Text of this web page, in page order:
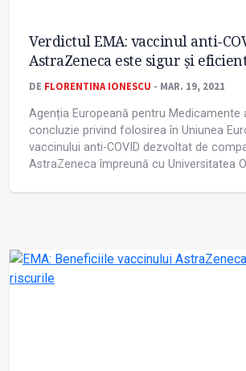
Verdictul EMA: vaccinul anti-
AstraZeneca este sigur și
DE FLORENTINA IONESCU - MAR. 19, 2021
Agenția Europeană pentru
concluzie privind folosirea în Uniunea
vaccinului anti-COVID dezvoltat de
AstraZeneca împreună cu Universitatea